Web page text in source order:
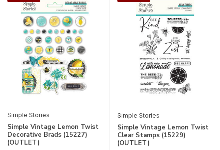
Simple Stories
Simple Vintage Lemon Twist
Decorative Brads (15227)
(OUTLET)
Simple Stories
Simple Vintage Lemon Twist
Clear Stamps (15229)
(OUTLET)